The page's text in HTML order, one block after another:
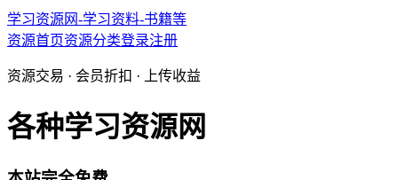
学习资源网-学习资料-书籍等
资源首页资源分类登录注册
资源交易 · 会员折扣 · 上传收益
各种学习资源网